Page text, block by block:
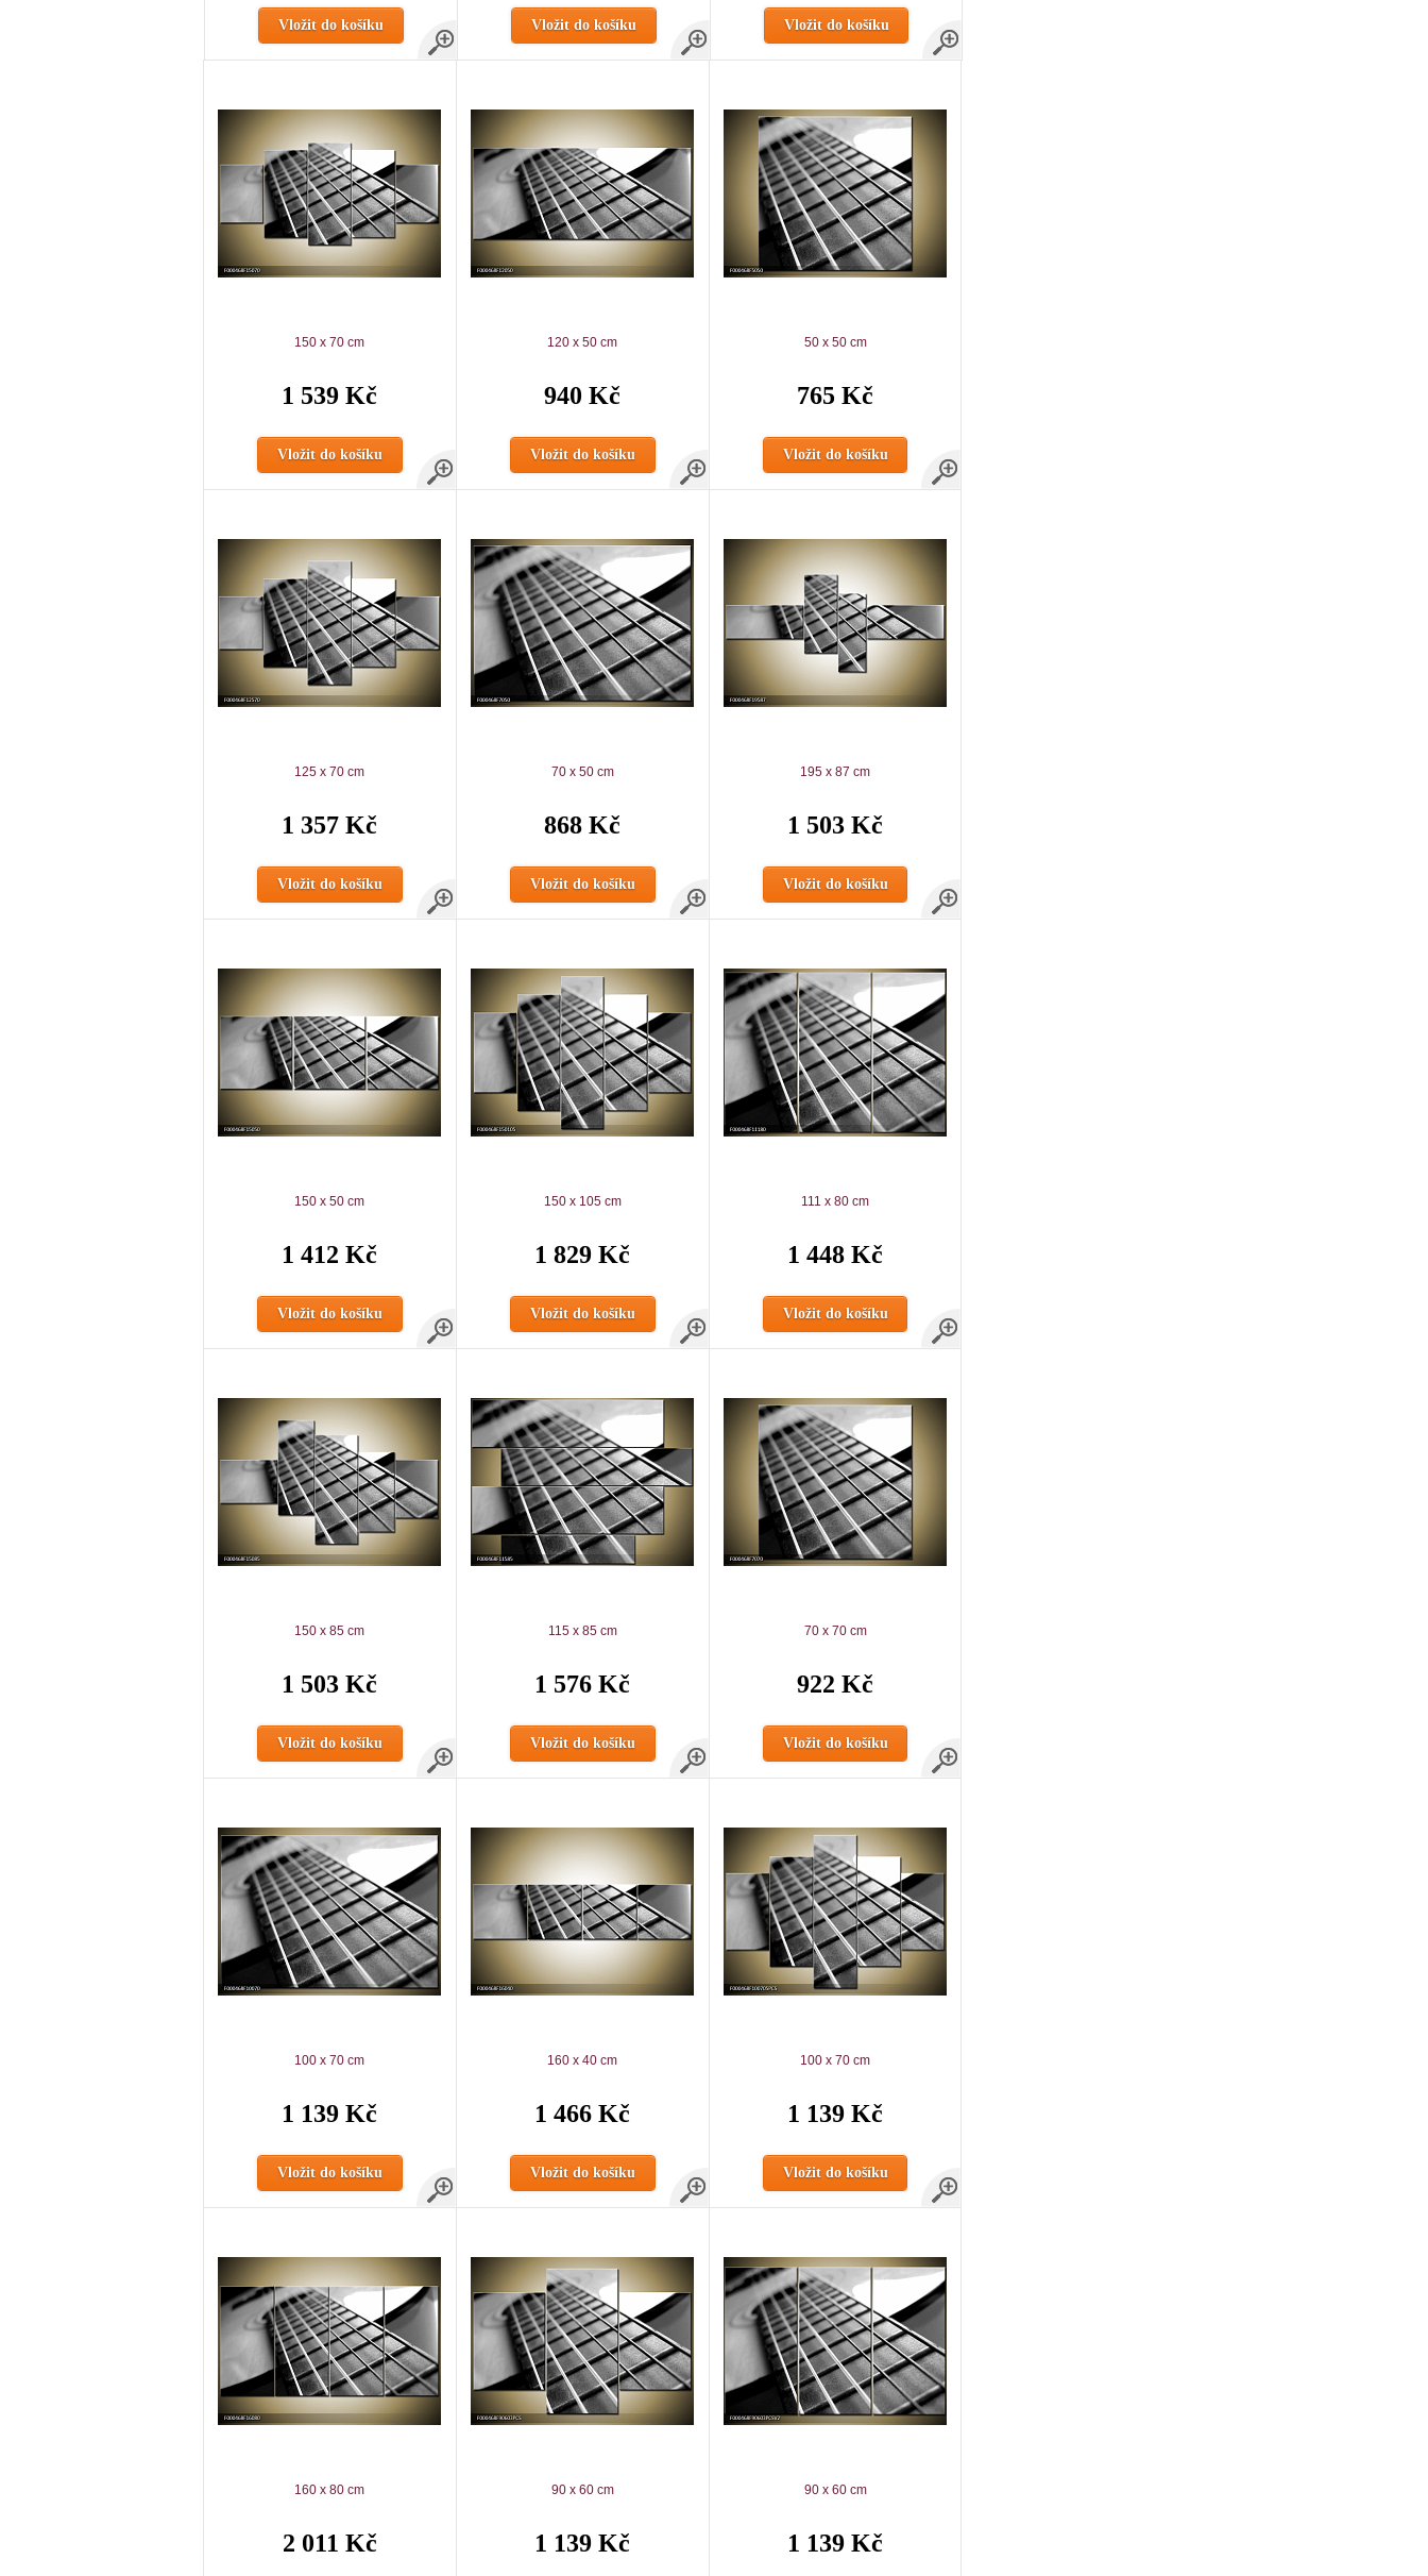
Vložit do košíku Vložit do košíku Vložit do košíku
150 x 70 cm
1 539 Kč
Vložit do košíku
120 x 50 cm
940 Kč
Vložit do košíku
50 x 50 cm
765 Kč
Vložit do košíku
125 x 70 cm
1 357 Kč
Vložit do košíku
70 x 50 cm
868 Kč
Vložit do košíku
195 x 87 cm
1 503 Kč
Vložit do košíku
150 x 50 cm
1 412 Kč
Vložit do košíku
150 x 105 cm
1 829 Kč
Vložit do košíku
111 x 80 cm
1 448 Kč
Vložit do košíku
150 x 85 cm
1 503 Kč
Vložit do košíku
115 x 85 cm
1 576 Kč
Vložit do košíku
70 x 70 cm
922 Kč
Vložit do košíku
100 x 70 cm
1 139 Kč
Vložit do košíku
160 x 40 cm
1 466 Kč
Vložit do košíku
100 x 70 cm
1 139 Kč
Vložit do košíku
160 x 80 cm
2 011 Kč
90 x 60 cm
1 139 Kč
90 x 60 cm
1 139 Kč